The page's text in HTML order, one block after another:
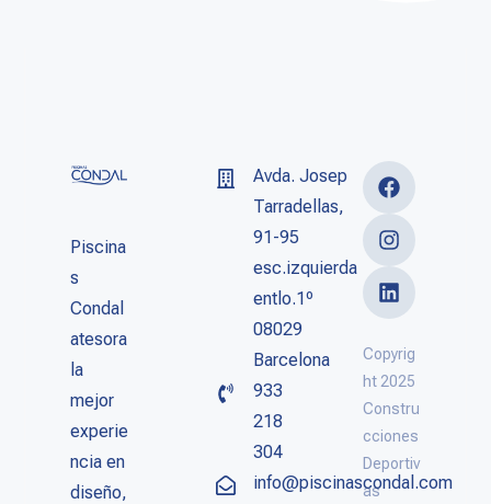
Piscina
s
Condal
atesora
la
mejor
experie
ncia en
diseño,
Avda. Josep
Tarradellas,
91-95
esc.izquierda
entlo.1º
08029
Barcelona
933
218
304
info@piscinascondal.com
Copyrig
ht 2025
Constru
cciones
Deportiv
as